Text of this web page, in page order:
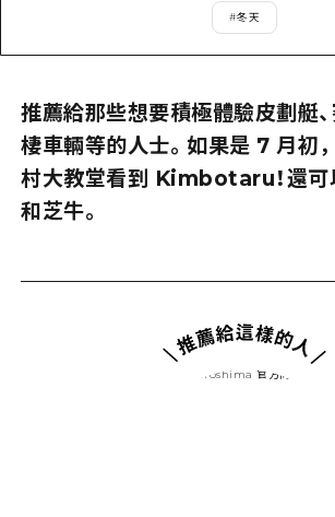
照片下載
廣島縣觀光宣傳冊
#冬天
推薦給那些想要積極體驗皮劃艇、
棲車輛等的人士。如果是 7 月初
村大教堂看到 Kimbotaru！還可
和芝牛。